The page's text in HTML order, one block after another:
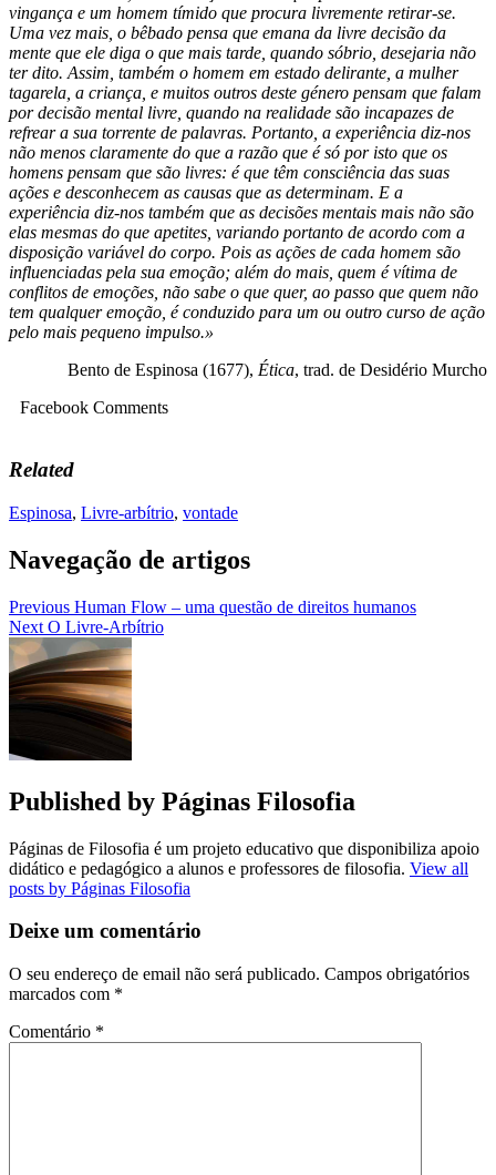
vingança e um homem tímido que procura livremente retirar-se.
Uma vez mais, o bêbado pensa que emana da livre decisão da
mente que ele diga o que mais tarde, quando sóbrio, desejaria não
ter dito. Assim, também o homem em estado delirante, a mulher
tagarela, a criança, e muitos outros deste género pensam que falam
por decisão mental livre, quando na realidade são incapazes de
refrear a sua torrente de palavras. Portanto, a experiência diz-nos
não menos claramente do que a razão que é só por isto que os
homens pensam que são livres: é que têm consciência das suas
ações e desconhecem as causas que as determinam. E a
experiência diz-nos também que as decisões mentais mais não são
elas mesmas do que apetites, variando portanto de acordo com a
disposição variável do corpo. Pois as ações de cada homem são
influenciadas pela sua emoção; além do mais, quem é vítima de
conflitos de emoções, não sabe o que quer, ao passo que quem não
tem qualquer emoção, é conduzido para um ou outro curso de ação
pelo mais pequeno impulso.»
Bento de Espinosa (1677), Ética, trad. de Desidério Murcho
Facebook Comments
Related
Espinosa, Livre-arbítrio, vontade
Navegação de artigos
Previous Human Flow – uma questão de direitos humanos
Next O Livre-Arbítrio
Published by Páginas Filosofia
Páginas de Filosofia é um projeto educativo que disponibiliza apoio
didático e pedagógico a alunos e professores de filosofia. View all
posts by Páginas Filosofia
Deixe um comentário
O seu endereço de email não será publicado. Campos obrigatórios
marcados com *
Comentário *